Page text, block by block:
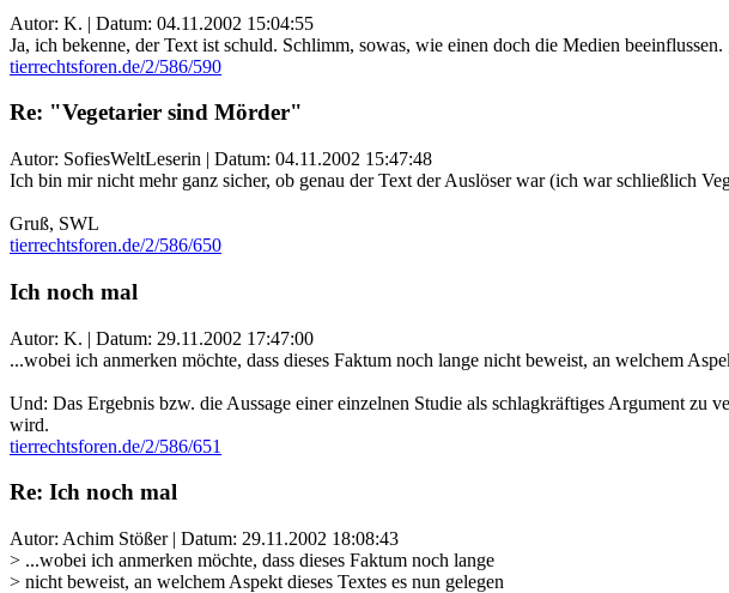
Autor: K. | Datum: 04.11.2002 15:04:55
Ja, ich bekenne, der Text ist schuld. Schlimm, sowas, wie einen doch die Medien beeinflussen.
tierrechtsforen.de/2/586/590
Re: "Vegetarier sind Mörder"
Autor: SofiesWeltLeserin | Datum: 04.11.2002 15:47:48
Ich bin mir nicht mehr ganz sicher, ob genau der Text der Auslöser war (ich war schließlich
Gruß, SWL
tierrechtsforen.de/2/586/650
Ich noch mal
Autor: K. | Datum: 29.11.2002 17:47:00
...wobei ich anmerken möchte, dass dieses Faktum noch lange nicht beweist, an welchem
Und: Das Ergebnis bzw. die Aussage einer einzelnen Studie als schlagkräftiges Argument
wird.
tierrechtsforen.de/2/586/651
Re: Ich noch mal
Autor: Achim Stößer | Datum: 29.11.2002 18:08:43
> ...wobei ich anmerken möchte, dass dieses Faktum noch lange
> nicht beweist, an welchem Aspekt dieses Textes es nun gelegen